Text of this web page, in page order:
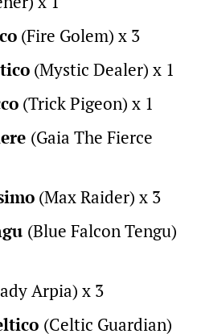
(Fire Golem) x 3
(Mystic Dealer) x 1
(Trick Pigeon) x 1
(Gaia The Fierce
(Max Raider) x 3
(Blue Falcon Tengu)
Arpia) x 3
(Celtic Guardian)